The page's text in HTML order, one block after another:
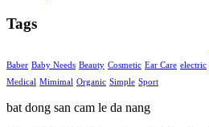
Tags
Baber Baby Needs Beauty Cosmetic Ear Care electric
Medical Mimimal Organic Simple Sport
bat dong san cam le da nang